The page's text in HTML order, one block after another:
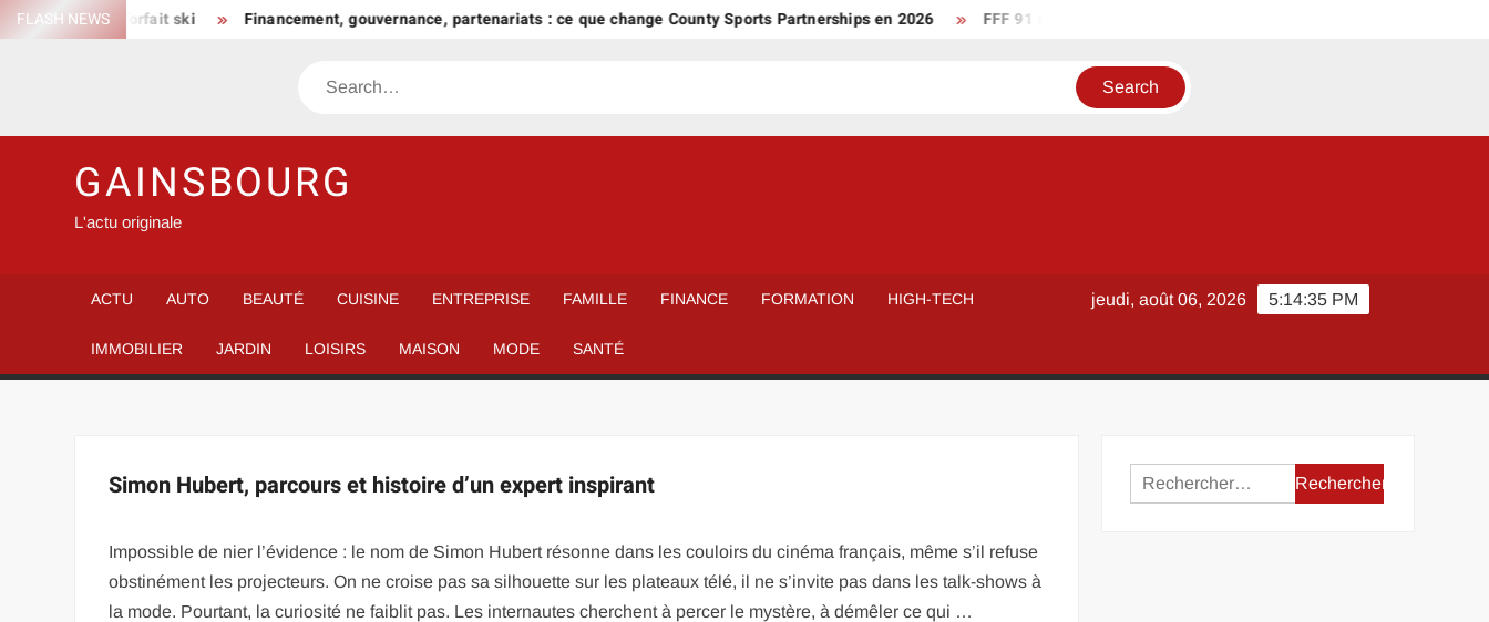
Skip
to
FLASH NEWS
choisir son forfait ski Financement, gouvernance, partenariats : ce que change County Sports Partnerships en 2026 FFF 91 sur les réseaux sociaux : où suivre l’actualité du district ?
Search
GAINSBOURG
L'actu originale
ACTU AUTO BEAUTÉ CUISINE ENTREPRISE FAMILLE FINANCE FORMATION HIGH-TECH
IMMOBILIER JARDIN LOISIRS MAISON MODE SANTÉ
5:14:35 PM
jeudi, août 06, 2026
Simon Hubert, parcours et histoire d’un expert inspirant
Impossible de nier l’évidence : le nom de Simon Hubert résonne dans les couloirs du cinéma français, même s’il refuse
obstinément les projecteurs. On ne croise pas sa silhouette sur les plateaux télé, il ne s’invite pas dans les talk-shows à
la mode. Pourtant, la curiosité ne faiblit pas. Les internautes cherchent à percer le mystère, à démêler ce qui …
Rechercher :